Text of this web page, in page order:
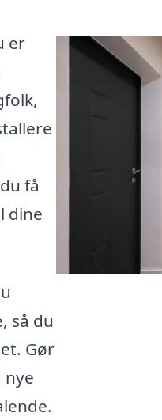
er
få
dine
så du
Gør
nye